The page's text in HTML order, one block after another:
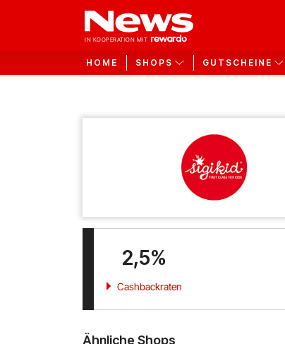
HOME SHOPS GUTSCHEINE
2,5%
Cashbackraten
Ähnliche Shops